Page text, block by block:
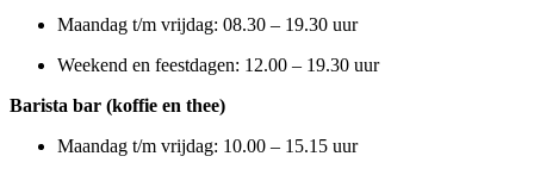
Maandag t/m vrijdag: 08.30 – 19.30 uur
Weekend en feestdagen: 12.00 – 19.30 uur
Barista bar (koffie en thee)
Maandag t/m vrijdag: 10.00 – 15.15 uur